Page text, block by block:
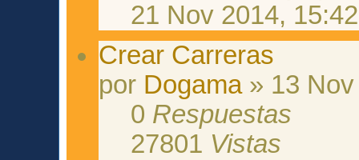
21 Nov 2014, 15:42
Crear Carreras
por Dogama» 13 Nov
0 Respuestas
27801 Vistas